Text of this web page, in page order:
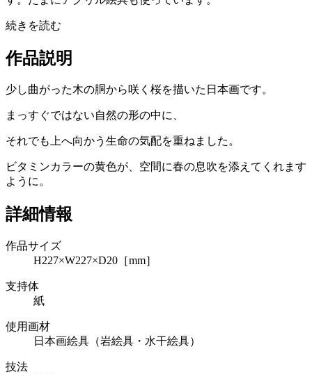
続きを読む
作品説明
少し曲がった木の胴から咲く桜を描いた日本画です。
まっすぐではない自然の形の中に、
それでも上へ向かう生命の気配を重ねました。
ビタミンカラーの黄色が、空間に春の息吹を添えてくれます
ように。
詳細情報
作品サイズ
H227×W227×D20［mm］
支持体
紙
使用画材
日本画絵具（岩絵具・水干絵具）
技法